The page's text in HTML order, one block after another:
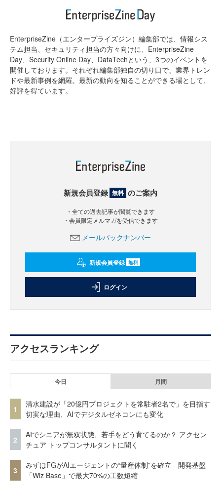
EnterpriseZine（エンタープライズジン）編集部では、情報シス
テム担当、セキュリティ担当の方々向けに、EnterpriseZine
Day、Security Online Day、DataTechという、3つのイベントを
開催しております。それぞれ編集部独自の切り口で、業界トレン
ドや最新事例を網羅。最新の動向を知ることができる場として、
好評を得ています。
新規会員登録 無料 のご案内
・全ての過去記事が閲覧できます
・会員限定メルマガを受信できます
メールバックナンバー
新規会員登録 無料
ログイン
アクセスランキング
今日 月間
1
清水建設が「20億円プロジェクトを常駐者2名で」を目指す
切実な理由、AIでデジタルゼネコンにも変化
2
AIでシニアが無双状態、若手をどう育てるのか？ アクセン
チュア トップコンサルタントに聞く
3
みずほFGがAIエージェントの“量産体制”を確立 開発基盤
「Wiz Base」で最大70%の工数短縮